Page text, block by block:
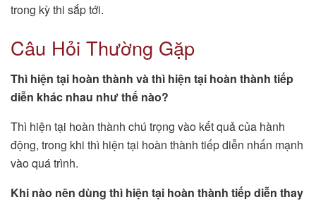
trong kỳ thi sắp tới.
Câu Hỏi Thường Gặp
Thì hiện tại hoàn thành và thì hiện tại hoàn thành tiếp
diễn khác nhau như thế nào?
Thì hiện tại hoàn thành chú trọng vào kết quả của hành
động, trong khi thì hiện tại hoàn thành tiếp diễn nhấn mạnh
vào quá trình.
Khi nào nên dùng thì hiện tại hoàn thành tiếp diễn thay